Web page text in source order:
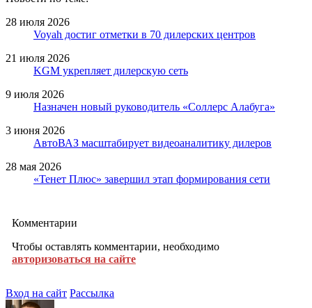
28 июля 2026
Voyah достиг отметки в 70 дилерских центров
21 июля 2026
KGM укрепляет дилерскую сеть
9 июля 2026
Назначен новый руководитель «Соллерс Алабуга»
3 июня 2026
АвтоВАЗ масштабирует видеоаналитику дилеров
28 мая 2026
«Тенет Плюс» завершил этап формирования сети
Комментарии
Чтобы оставлять комментарии, необходимо
авторизоваться на сайте
Вход на сайт Рассылка